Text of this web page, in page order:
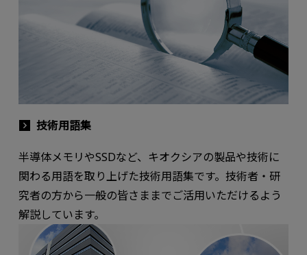
技術用語集
半導体メモリやSSDなど、キオクシアの製品や技術に
関わる用語を取り上げた技術用語集です。技術者・研
究者の方から一般の皆さままでご活用いただけるよう
解説しています。